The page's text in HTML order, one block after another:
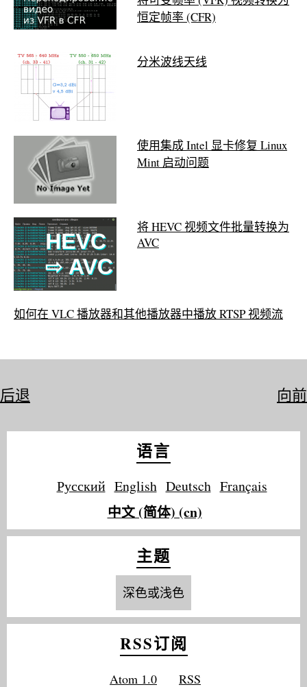
恒定帧率 (CFR)
分米波线天线
使用集成 Intel 显卡修复 Linux
Mint 启动问题
将 HEVC 视频文件批量转换为
AVC
如何在 VLC 播放器和其他播放器中播放 RTSP 视频流
后退 向前
语言
Русский English Deutsch Français
中文 (简体) (cn)
主题
深色或浅色
RSS订阅
Atom 1.0 RSS